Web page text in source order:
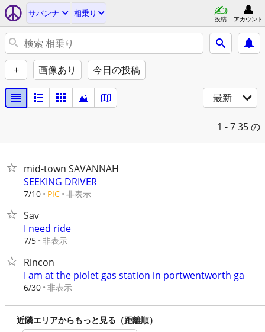
サバンナ 相乗り
投稿 アカウント
+ 画像あり 今日の投稿
最新
1 - 735 の
mid-town SAVANNAH
SEEKING DRIVER
7/10 PIC 非表示
Sav
I need ride
7/5 非表示
Rincon
I am at the piolet gas station in portwentworth ga
6/30 非表示
近隣エリアからもっと見る（距離順）